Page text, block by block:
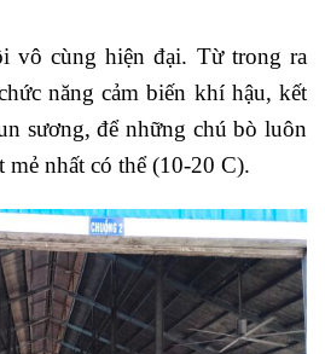
vô cùng hiện đại. Từ trong ra
năng cảm biến khí hậu, kết
sương, để những chú bò luôn
mẻ nhất có thể (10-20 C).